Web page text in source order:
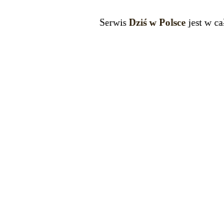
Serwis Dziś w Polscejest w